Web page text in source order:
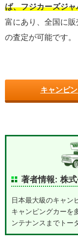
ば、フジカーズジ
富にあり、全国に
の査定が可能です。
キャンピ
著者情報: 株
日本最大級のキャン
キャンピングカーを
ンテナンスまでトー